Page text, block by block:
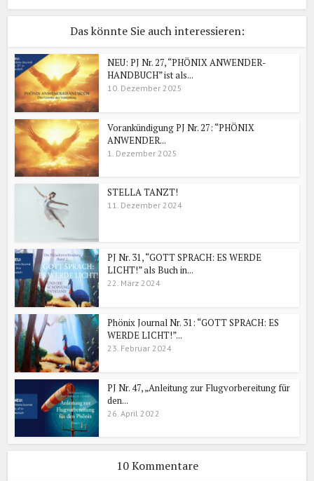
Das könnte Sie auch interessieren:
NEU: PJ Nr. 27, “PHÖNIX ANWENDER-
HANDBUCH” ist als...
10. Dezember 2025
Vorankündigung PJ Nr. 27: “PHÖNIX
ANWENDER...
1. Dezember 2025
STELLA TANZT!
11. Dezember 2024
PJ Nr. 31, “GOTT SPRACH: ES WERDE
LICHT!” als Buch in...
22. März 2024
Phönix Journal Nr. 31: “GOTT SPRACH: ES
WERDE LICHT!”...
23. Februar 2024
PJ Nr. 47, „Anleitung zur Flugvorbereitung für
den...
26. April 2022
10 Kommentare